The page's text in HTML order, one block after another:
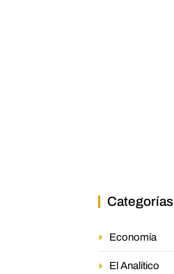
Categorías
Economía
El Analítico